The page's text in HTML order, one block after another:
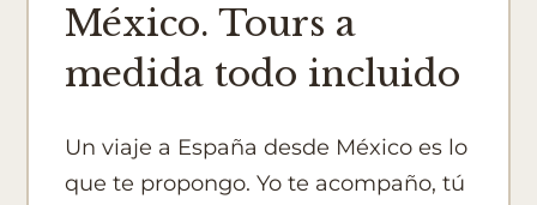
México. Tours a
medida todo incluido
Un viaje a España desde México es lo
que te propongo. Yo te acompaño, tú